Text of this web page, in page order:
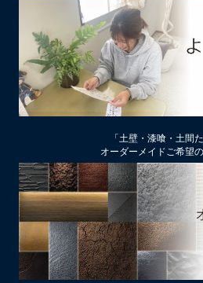
「土壁・漆喰・土間
オーダーメイドご希望